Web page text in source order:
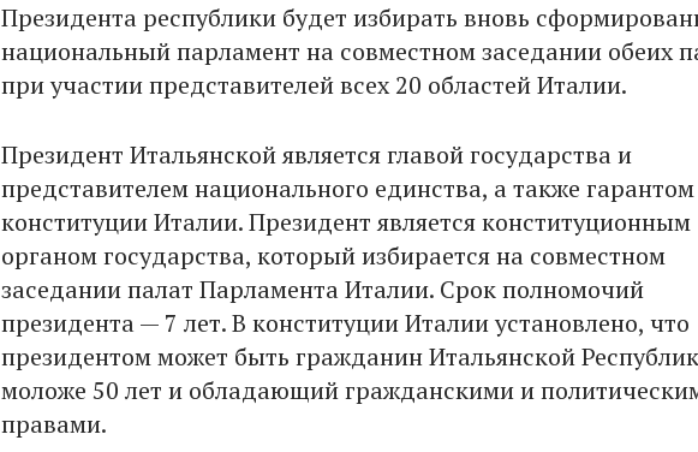
Президента республики будет избирать вновь
национальный парламент на совместном заседании обеих
при участии представителей всех 20 областей Италии.
Президент Итальянской является главой государства и
представителем национального единства, а также гарантом
конституции Италии. Президент является конституционным
органом государства, который избирается на совместном
заседании палат Парламента Италии. Срок полномочий
президента — 7 лет. В конституции Италии установлено, что
президентом может быть гражданин Итальянской
моложе 50 лет и обладающий гражданскими и
правами.